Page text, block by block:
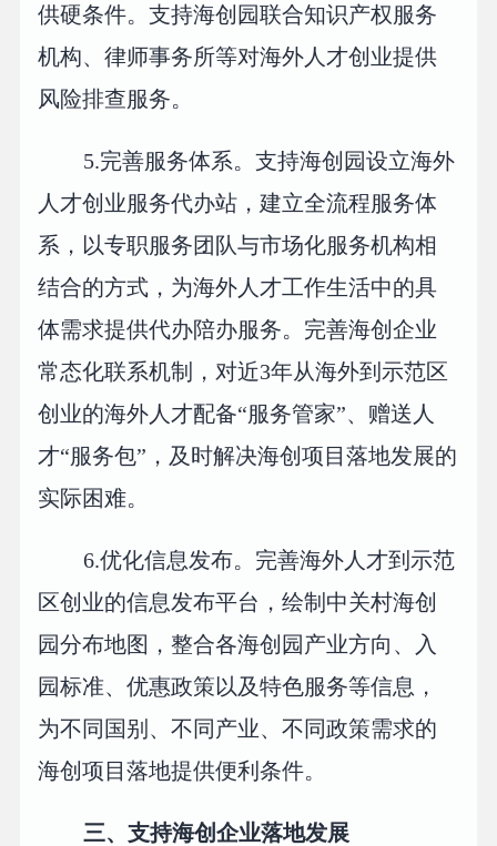
供硬条件。支持海创园联合知识产权服务
机构、律师事务所等对海外人才创业提供
风险排查服务。
5.完善服务体系。支持海创园设立海外
人才创业服务代办站，建立全流程服务体
系，以专职服务团队与市场化服务机构相
结合的方式，为海外人才工作生活中的具
体需求提供代办陪办服务。完善海创企业
常态化联系机制，对近3年从海外到示范区
创业的海外人才配备“服务管家”、赠送人
才“服务包”，及时解决海创项目落地发展的
实际困难。
6.优化信息发布。完善海外人才到示范
区创业的信息发布平台，绘制中关村海创
园分布地图，整合各海创园产业方向、入
园标准、优惠政策以及特色服务等信息，
为不同国别、不同产业、不同政策需求的
海创项目落地提供便利条件。
三、支持海创企业落地发展